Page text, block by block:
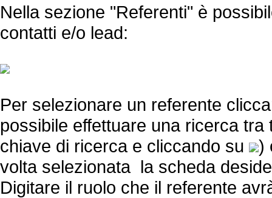
Nella sezione "Referenti" è
contatti e/o lead:
Per selezionare un referente
possibile effettuare una ricerca
chiave di ricerca e cliccando su
)
volta selezionata la scheda
Digitare il ruolo che il referente